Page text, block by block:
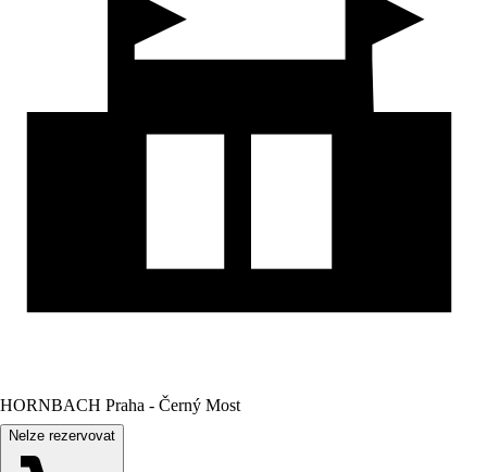
HORNBACH Praha - Černý Most
Nelze rezervovat